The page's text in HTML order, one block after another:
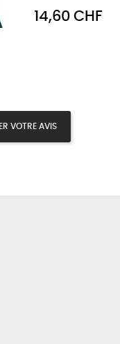
Prix
14,60 CHF
VOTRE AVIS